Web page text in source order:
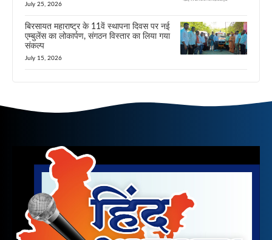
July 25, 2026
बिरसायत महाराष्ट्र के 11वें स्थापना दिवस पर नई
एम्बुलेंस का लोकार्पण, संगठन विस्तार का लिया गया
संकल्प
July 15, 2026